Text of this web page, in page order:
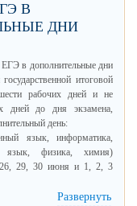
В
ДНИ
ЕГЭ в дополнительные дни
итоговой
рабочих дней и не
дней до дня экзамена,
день:
язык, информатика,
язык, физика, химия)
26, 29, 30 июня и 1, 2, 3
география, математика,
Развернуть